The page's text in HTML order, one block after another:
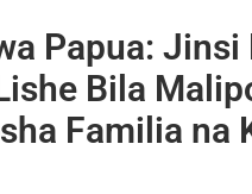
Papua: Jinsi
Bila
Familia na